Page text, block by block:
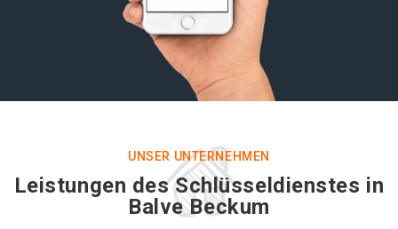
UNSER UNTERNEHMEN
Leistungen des Schlüsseldienstes in
Balve Beckum